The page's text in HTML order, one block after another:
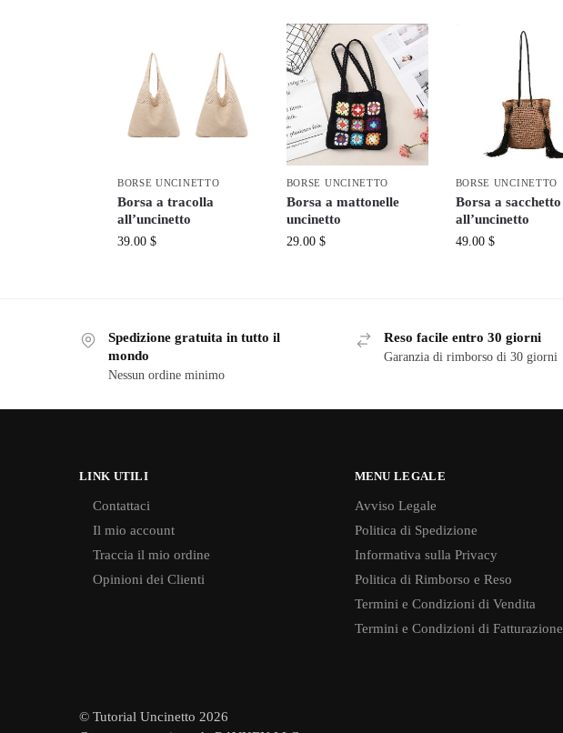
BORSE UNCINETTO
Borsa a tracolla
all’uncinetto
39.00 $
BORSE UNCINETTO
Borsa a mattonelle
uncinetto
29.00 $
BORSE UNCINETTO
Borsa a sacchetto
all’uncinetto
49.00 $
Spedizione gratuita in tutto il
mondo
Nessun ordine minimo
Reso facile entro 30 giorni
Garanzia di rimborso di 30 giorni
LINK UTILI
Contattaci
Il mio account
Traccia il mio ordine
Opinioni dei Clienti
MENU LEGALE
Avviso Legale
Politica di Spedizione
Informativa sulla Privacy
Politica di Rimborso e Reso
Termini e Condizioni di Vendita
Termini e Condizioni di Fatturazione
© Tutorial Uncinetto 2026